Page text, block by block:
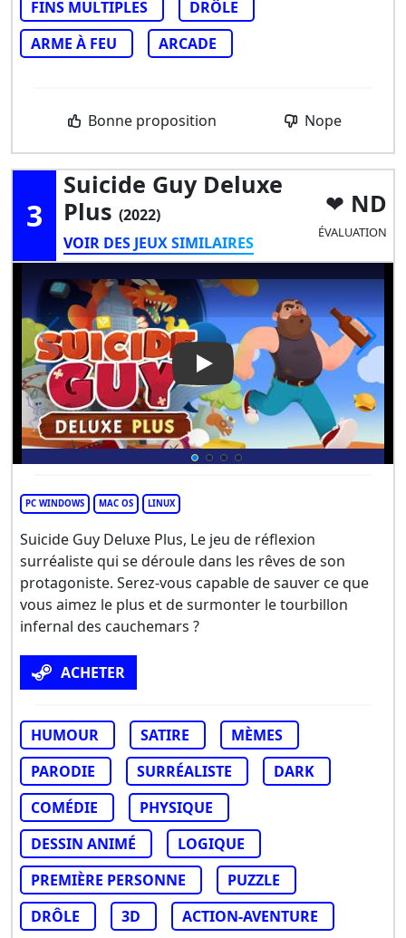
FINS MULTIPLES
DRÔLE
ARME À FEU
ARCADE
Bonne proposition Nope
3
Suicide Guy Deluxe
Plus (2022)
VOIR DES JEUX SIMILAIRES
ND
ÉVALUATION
Play Video: Suicide Guy
PC WINDOWS MAC OS LINUX
Suicide Guy Deluxe Plus, Le jeu de réflexion
surréaliste qui se déroule dans les rêves de son
protagoniste. Serez-vous capable de sauver ce que
vous aimez le plus et de surmonter le tourbillon
infernal des cauchemars ?
ACHETER
HUMOUR SATIRE
MÈMES
PARODIE
SURRÉALISTE
DARK
COMÉDIE
PHYSIQUE
DESSIN ANIMÉ
LOGIQUE
PREMIÈRE PERSONNE
PUZZLE
DRÔLE
3D ACTION-AVENTURE